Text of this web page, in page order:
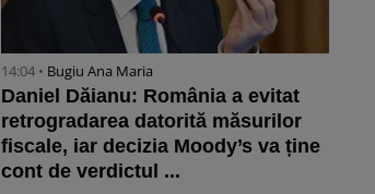
14:04 • Bugiu ⁠Ana Maria
Daniel Dăianu: România a evitat
retrogradarea datorită măsurilor
fiscale, iar decizia Moody’s va ține
cont de verdictul ...